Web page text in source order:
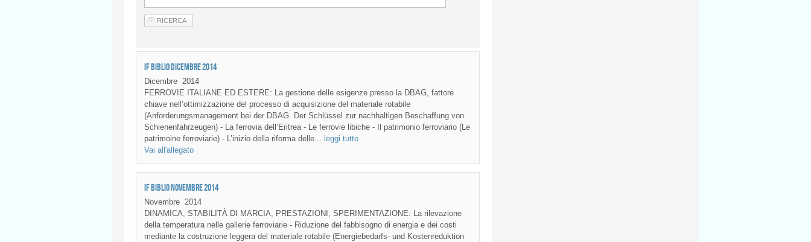
IF BIBLIO DICEMBRE 2014
Dicembre 2014
FERROVIE ITALIANE ED ESTERE: La gestione delle esigenze presso la DBAG, fattore
chiave nell’ottimizzazione del processo di acquisizione del materiale rotabile
(Anforderungsmanagement bei der DBAG. Der Schlüssel zur nachhaltigen Beschaffung von
Schienenfahrzeugen) - La ferrovia dell’Eritrea - Le ferrovie libiche - Il patrimonio ferroviario (Le
patrimoine ferroviarie) - L’inizio della riforma delle...
leggi tutto
Vai all'allegato
IF BIBLIO NOVEMBRE 2014
Novembre 2014
DINAMICA, STABILITÀ DI MARCIA, PRESTAZIONI, SPERIMENTAZIONE: La rilevazione
della temperatura nelle gallerie ferroviarie - Riduzione del fabbisogno di energia e dei costi
mediante la costruzione leggera del materiale rotabile (Energiebedarfs- und Kostenreduktion